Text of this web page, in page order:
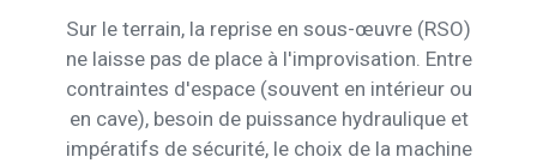
Sur le terrain, la reprise en sous-œuvre (RSO)
ne laisse pas de place à l'improvisation. Entre
contraintes d'espace (souvent en intérieur ou
en cave), besoin de puissance hydraulique et
impératifs de sécurité, le choix de la machine